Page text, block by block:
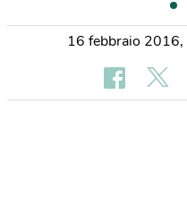
16 febbraio 2016,